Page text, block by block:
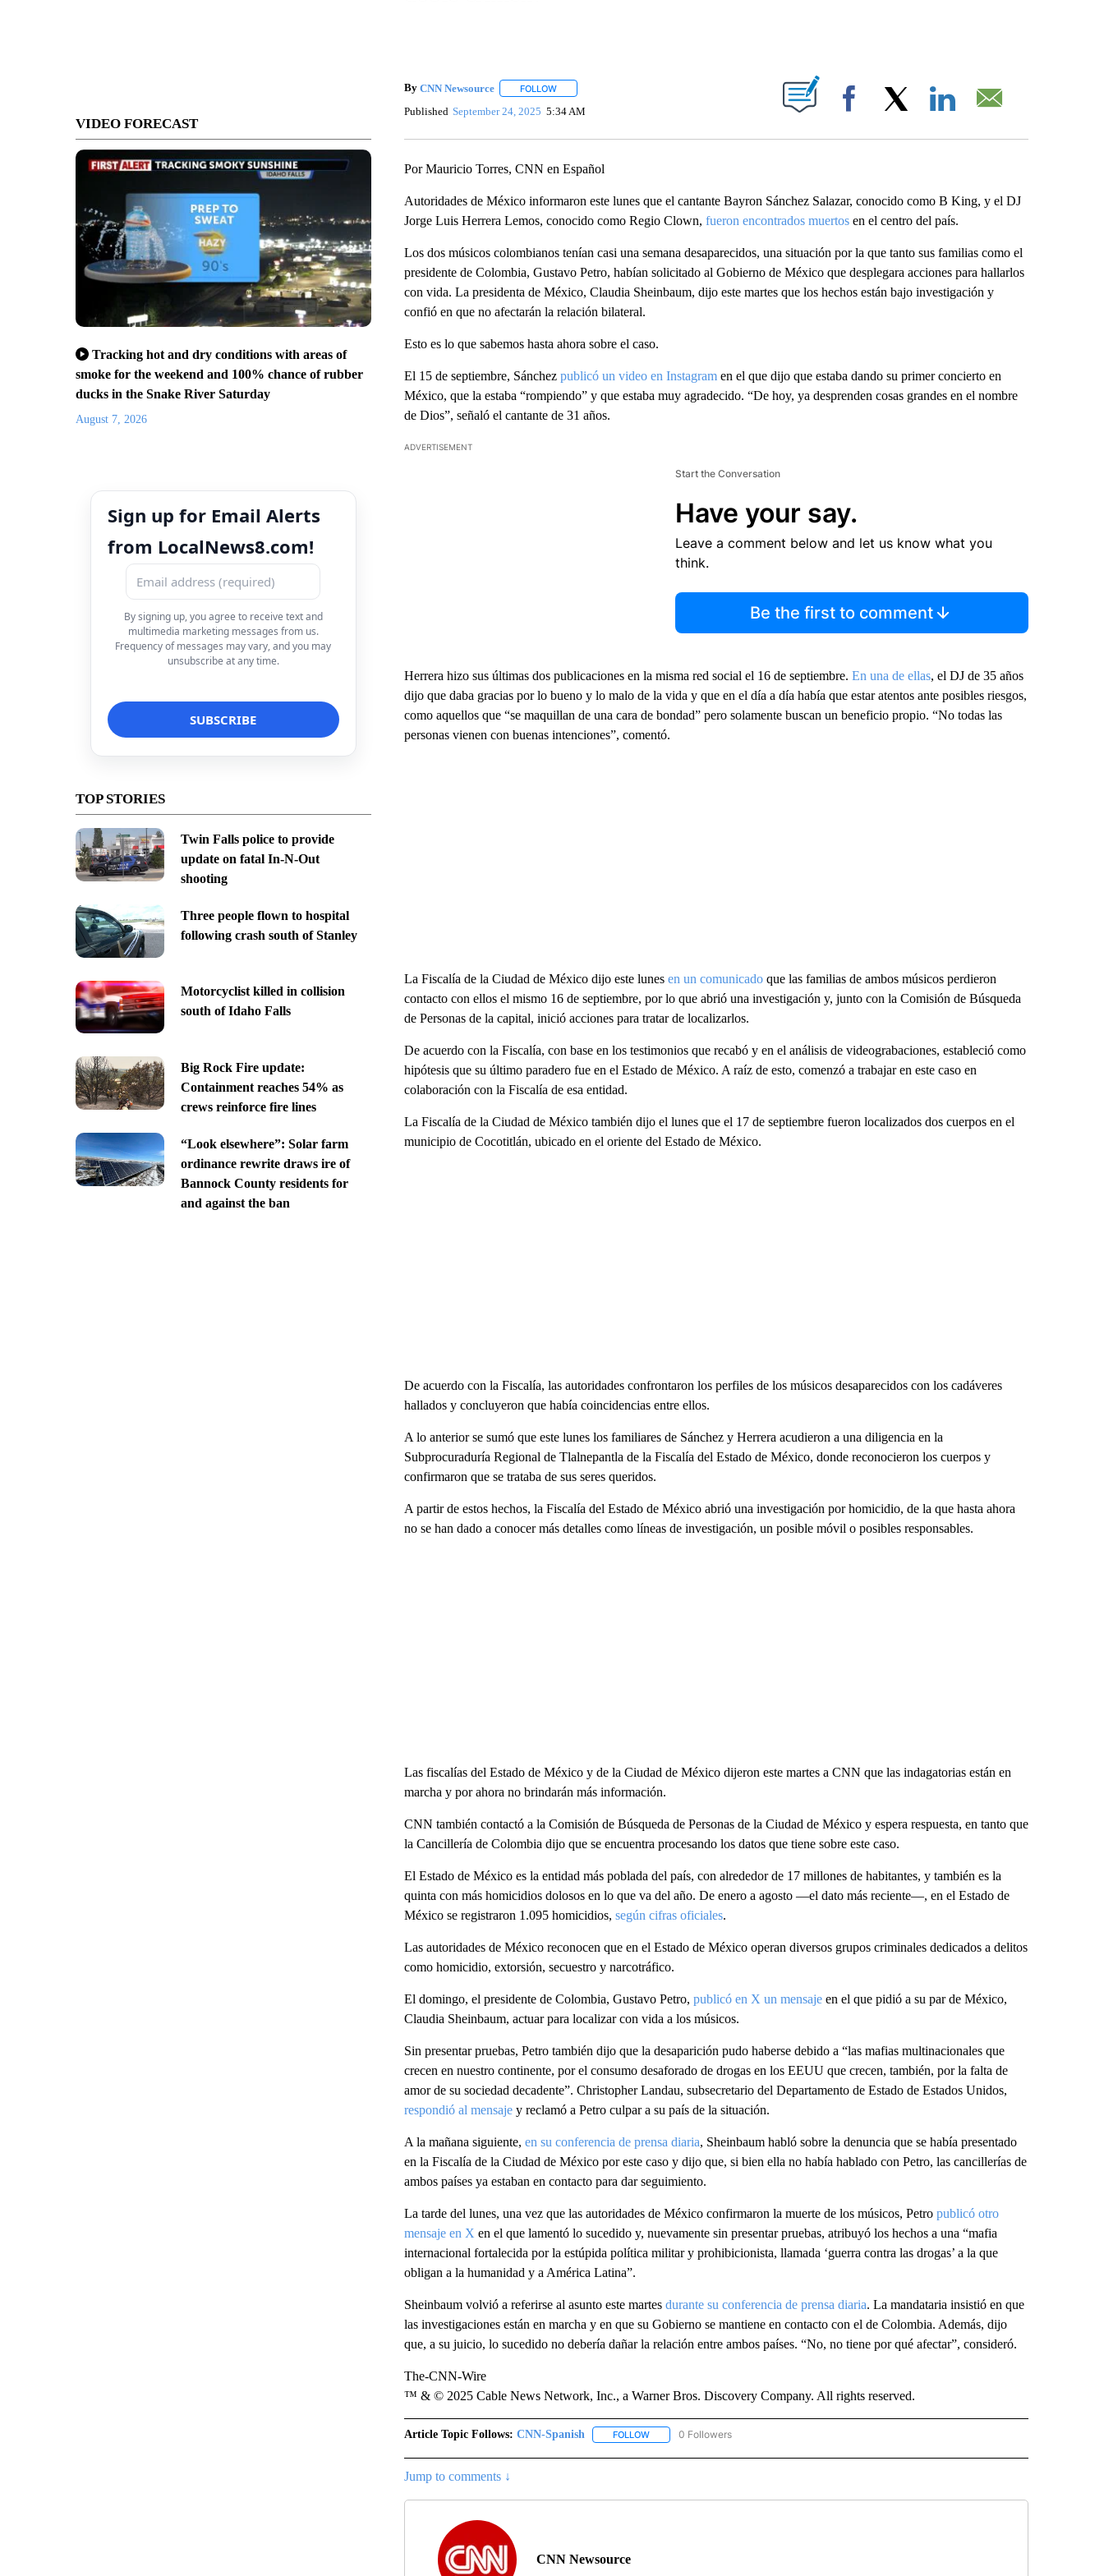
VIDEO FORECAST
Tracking hot and dry conditions with areas of
smoke for the weekend and 100% chance of rubber
ducks in the Snake River Saturday
August 7, 2026
Sign up for Email Alerts
from LocalNews8.com!
By signing up, you agree to receive text and
multimedia marketing messages from us.
Frequency of messages may vary, and you may
unsubscribe at any time.
TOP STORIES
Twin Falls police to provide
update on fatal In-N-Out
shooting
Three people flown to hospital
following crash south of Stanley
Motorcyclist killed in collision
south of Idaho Falls
Big Rock Fire update:
Containment reaches 54% as
crews reinforce fire lines
“Look elsewhere”: Solar farm
ordinance rewrite draws ire of
Bannock County residents for
and against the ban
By CNN Newsource FOLLOWFOLLOW "" TO RECEIVE NOTIFICATIONS ABOUT NEW PAGES ON "".
Published September 24, 2025 5:34 AM Facebook
Por Mauricio Torres, CNN en Español
Autoridades de México informaron este lunes que el cantante Bayron Sánchez Salazar, conocido como B King, y el DJ
Jorge Luis Herrera Lemos, conocido como Regio Clown, fueron encontrados muertosen el centro del país.
Los dos músicos colombianos tenían casi una semana desaparecidos, una situación por la que tanto sus familias como el
presidente de Colombia, Gustavo Petro, habían solicitado al Gobierno de México que desplegara acciones para hallarlos
con vida. La presidenta de México, Claudia Sheinbaum, dijo este martes que los hechos están bajo investigación y
confió en que no afectarán la relación bilateral.
Esto es lo que sabemos hasta ahora sobre el caso.
El 15 de septiembre, Sánchez publicó un video en Instagramen el que dijo que estaba dando su primer concierto en
México, que la estaba “rompiendo” y que estaba muy agradecido. “De hoy, ya desprenden cosas grandes en el nombre
de Dios”, señaló el cantante de 31 años.
ADVERTISEMENT
Start the Conversation
Have your say.
Leave a comment below and let us know what you
think.
Be the first to comment
Herrera hizo sus últimas dos publicaciones en la misma red social el 16 de septiembre. En una de ellas, el DJ de 35 años
dijo que daba gracias por lo bueno y lo malo de la vida y que en el día a día había que estar atentos ante posibles riesgos,
como aquellos que “se maquillan de una cara de bondad” pero solamente buscan un beneficio propio. “No todas las
personas vienen con buenas intenciones”, comentó.
La Fiscalía de la Ciudad de México dijo este lunes en un comunicadoque las familias de ambos músicos perdieron
contacto con ellos el mismo 16 de septiembre, por lo que abrió una investigación y, junto con la Comisión de Búsqueda
de Personas de la capital, inició acciones para tratar de localizarlos.
De acuerdo con la Fiscalía, con base en los testimonios que recabó y en el análisis de videograbaciones, estableció como
hipótesis que su último paradero fue en el Estado de México. A raíz de esto, comenzó a trabajar en este caso en
colaboración con la Fiscalía de esa entidad.
La Fiscalía de la Ciudad de México también dijo el lunes que el 17 de septiembre fueron localizados dos cuerpos en el
municipio de Cocotitlán, ubicado en el oriente del Estado de México.
De acuerdo con la Fiscalía, las autoridades confrontaron los perfiles de los músicos desaparecidos con los cadáveres
hallados y concluyeron que había coincidencias entre ellos.
A lo anterior se sumó que este lunes los familiares de Sánchez y Herrera acudieron a una diligencia en la
Subprocuraduría Regional de Tlalnepantla de la Fiscalía del Estado de México, donde reconocieron los cuerpos y
confirmaron que se trataba de sus seres queridos.
A partir de estos hechos, la Fiscalía del Estado de México abrió una investigación por homicidio, de la que hasta ahora
no se han dado a conocer más detalles como líneas de investigación, un posible móvil o posibles responsables.
Las fiscalías del Estado de México y de la Ciudad de México dijeron este martes a CNN que las indagatorias están en
marcha y por ahora no brindarán más información.
CNN también contactó a la Comisión de Búsqueda de Personas de la Ciudad de México y espera respuesta, en tanto que
la Cancillería de Colombia dijo que se encuentra procesando los datos que tiene sobre este caso.
El Estado de México es la entidad más poblada del país, con alrededor de 17 millones de habitantes, y también es la
quinta con más homicidios dolosos en lo que va del año. De enero a agosto —el dato más reciente—, en el Estado de
México se registraron 1.095 homicidios, según cifras oficiales.
Las autoridades de México reconocen que en el Estado de México operan diversos grupos criminales dedicados a delitos
como homicidio, extorsión, secuestro y narcotráfico.
El domingo, el presidente de Colombia, Gustavo Petro, publicó en X un mensajeen el que pidió a su par de México,
Claudia Sheinbaum, actuar para localizar con vida a los músicos.
Sin presentar pruebas, Petro también dijo que la desaparición pudo haberse debido a “las mafias multinacionales que
crecen en nuestro continente, por el consumo desaforado de drogas en los EEUU que crecen, también, por la falta de
amor de su sociedad decadente”. Christopher Landau, subsecretario del Departamento de Estado de Estados Unidos,
respondió al mensajey reclamó a Petro culpar a su país de la situación.
A la mañana siguiente, en su conferencia de prensa diaria, Sheinbaum habló sobre la denuncia que se había presentado
en la Fiscalía de la Ciudad de México por este caso y dijo que, si bien ella no había hablado con Petro, las cancillerías de
ambos países ya estaban en contacto para dar seguimiento.
La tarde del lunes, una vez que las autoridades de México confirmaron la muerte de los músicos, Petro publicó otro
mensaje en X en el que lamentó lo sucedido y, nuevamente sin presentar pruebas, atribuyó los hechos a una “mafia
internacional fortalecida por la estúpida política militar y prohibicionista, llamada ‘guerra contra las drogas’ a la que
obligan a la humanidad y a América Latina”.
Sheinbaum volvió a referirse al asunto este martes durante su conferencia de prensa diaria. La mandataria insistió en que
las investigaciones están en marcha y en que su Gobierno se mantiene en contacto con el de Colombia. Además, dijo
que, a su juicio, lo sucedido no debería dañar la relación entre ambos países. “No, no tiene por qué afectar”, consideró.
The-CNN-Wire
™ & © 2025 Cable News Network, Inc., a Warner Bros. Discovery Company. All rights reserved.
Article Topic Follows: CNN-Spanish FOLLOWFOLLOW "CNN-SPANISH" TO RECEIVE NOTIFICATIONS ABOUT NEW PAGES ON "CNN-SPANISH".
0 Followers
Jump to comments ↓
CNN Newsource